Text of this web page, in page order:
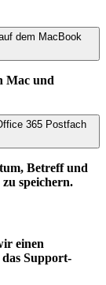
dem MacBook
Mac und
365 Postfach
Betreff und
speichern.
einen
das Support-